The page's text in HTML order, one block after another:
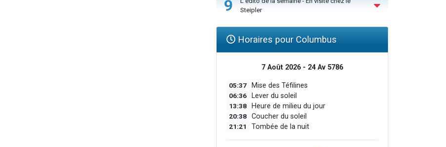
9
Steipler
Horaires pour Columbus
7 Août 2026 - 24 Av 5786
05:37 Mise des Téfilines
06:36 Lever du soleil
13:38 Heure de milieu du jour
20:38 Coucher du soleil
21:21 Tombée de la nuit